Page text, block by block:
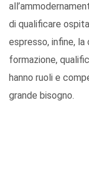
di qualificare
espresso, infine,
formazione,
hanno ruoli e
grande bisogno.